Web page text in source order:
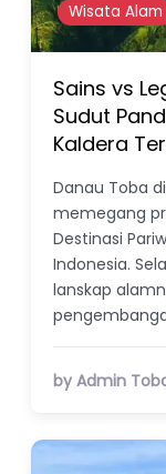
Wisata Alam
Sains vs
Sudut
Kaldera
Danau Toba
memegang
Destinasi
Indonesia.
lanskap
by Admin